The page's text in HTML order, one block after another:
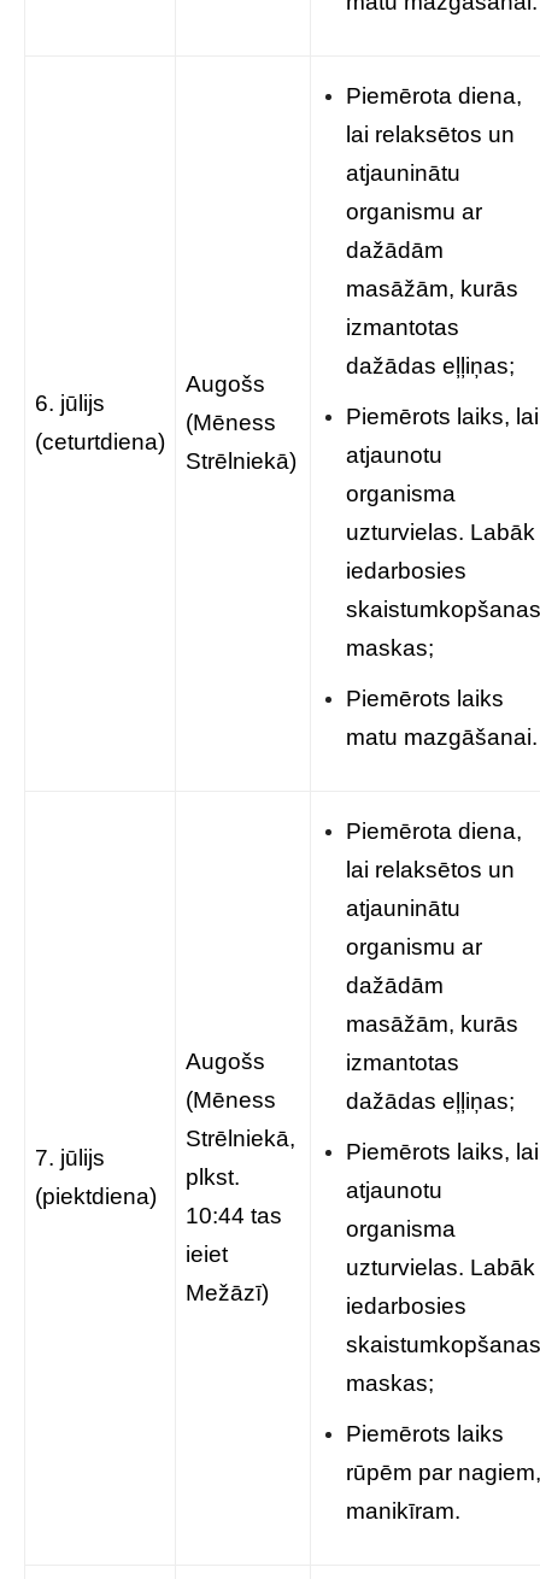
6. jūlijs
(ceturtdiena)
Augošs
(Mēness
Strēlniekā)
Piemērota diena,
lai relaksētos un
atjauninātu
organismu ar
dažādām
masāžām, kurās
izmantotas
dažādas eļļiņas;
Piemērots laiks, lai
atjaunotu
organisma
uzturvielas. Labāk
iedarbosies
skaistumkopšanas
maskas;
Piemērots laiks
matu mazgāšanai.
7. jūlijs
(piektdiena)
Augošs
(Mēness
Strēlniekā,
plkst.
10:44 tas
ieiet
Mežāzī)
Piemērota diena,
lai relaksētos un
atjauninātu
organismu ar
dažādām
masāžām, kurās
izmantotas
dažādas eļļiņas;
Piemērots laiks, lai
atjaunotu
organisma
uzturvielas. Labāk
iedarbosies
skaistumkopšanas
maskas;
Piemērots laiks
rūpēm par nagiem,
manikīram.